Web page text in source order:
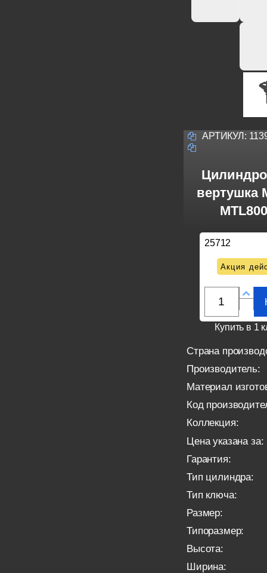
АРТИКУЛ:
вертушка
25712
Акция
Купить в 1
Страна
Производитель:
Материал
Код
Коллекция:
Цена указана за:
Гарантия:
Тип цилиндра:
Тип ключа:
Размер:
Типоразмер:
Высота:
Ширина: